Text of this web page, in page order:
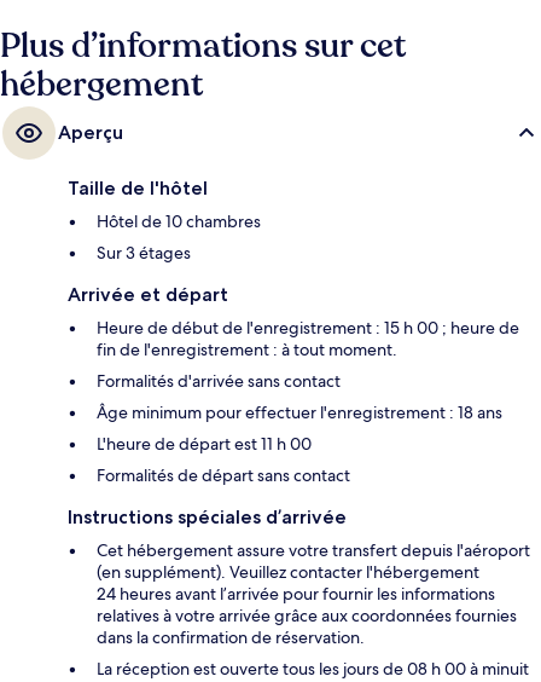
Plus d’informations sur cet
hébergement
Aperçu
Taille de l'hôtel
Hôtel de 10 chambres
Sur 3 étages
Arrivée et départ
Heure de début de l'enregistrement : 15 h 00 ; heure de
fin de l'enregistrement : à tout moment.
Formalités d'arrivée sans contact
Âge minimum pour effectuer l'enregistrement : 18 ans
L'heure de départ est 11 h 00
Formalités de départ sans contact
Instructions spéciales d’arrivée
Cet hébergement assure votre transfert depuis l'aéroport
(en supplément). Veuillez contacter l'hébergement
24 heures avant l’arrivée pour fournir les informations
relatives à votre arrivée grâce aux coordonnées fournies
dans la confirmation de réservation.
La réception est ouverte tous les jours de 08 h 00 à minuit